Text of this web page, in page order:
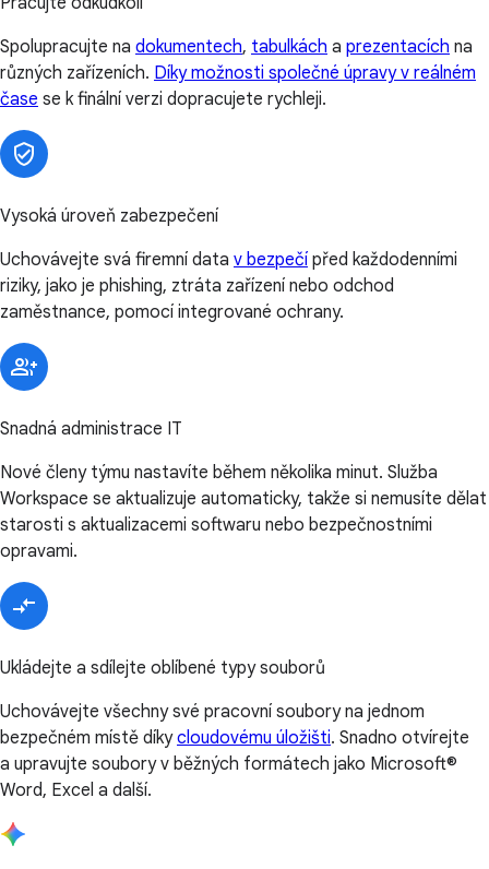
Spolupracujte na dokumentech, tabulkách a prezentacích na
různých zařízeních. Díky možnosti společné úpravy v reálném
čase se k finální verzi dopracujete rychleji.
Vysoká úroveň zabezpečení
Uchovávejte svá firemní data v bezpečí před každodenními
riziky, jako je phishing, ztráta zařízení nebo odchod
zaměstnance, pomocí integrované ochrany.
Snadná administrace IT
Nové členy týmu nastavíte během několika minut. Služba
Workspace se aktualizuje automaticky, takže si nemusíte dělat
starosti s aktualizacemi softwaru nebo bezpečnostními
opravami.
Ukládejte a sdílejte oblíbené typy souborů
Uchovávejte všechny své pracovní soubory na jednom
bezpečném místě díkycloudovému úložišti. Snadno otvírejte
a upravujte soubory v běžných formátech jako Microsoft®
Word, Excel a další.